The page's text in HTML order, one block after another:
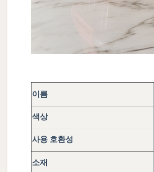
이름
색상
사용 호환성
소재